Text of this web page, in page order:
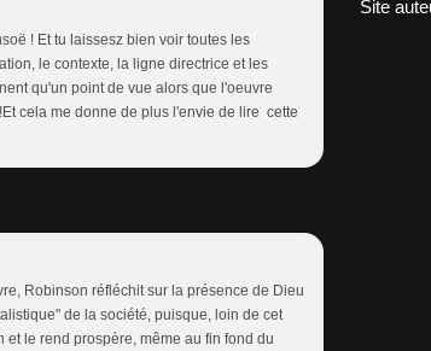
! Et tu laissesz bien voir toutes les
le contexte, la ligne directrice et les
qu'un point de vue alors que l'oeuvre
cela me donne de plus l'envie de lire cette
Robinson réfléchit sur la présence de Dieu
de la société, puisque, loin de cet
le rend prospère, même au fin fond du
Site